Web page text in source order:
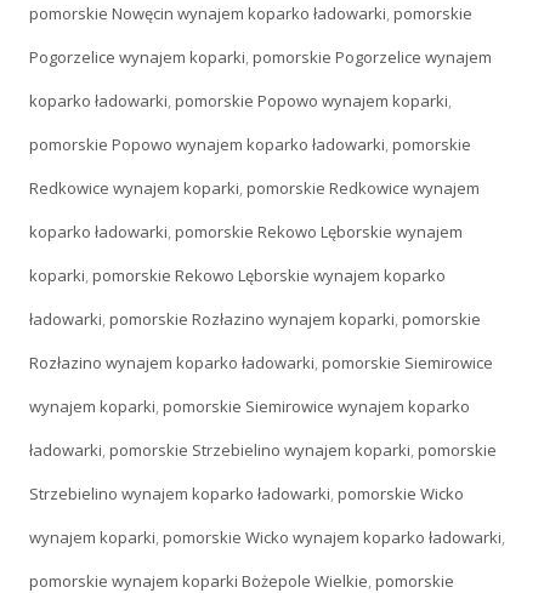
pomorskie Nowęcin wynajem koparko ładowarki,pomorskie
Pogorzelice wynajem koparki,pomorskie Pogorzelice wynajem
koparko ładowarki,pomorskie Popowo wynajem koparki,
pomorskie Popowo wynajem koparko ładowarki,pomorskie
Redkowice wynajem koparki,pomorskie Redkowice wynajem
koparko ładowarki,pomorskie Rekowo Lęborskie wynajem
koparki,pomorskie Rekowo Lęborskie wynajem koparko
ładowarki,pomorskie Rozłazino wynajem koparki,pomorskie
Rozłazino wynajem koparko ładowarki,pomorskie Siemirowice
wynajem koparki,pomorskie Siemirowice wynajem koparko
ładowarki,pomorskie Strzebielino wynajem koparki,pomorskie
Strzebielino wynajem koparko ładowarki,pomorskie Wicko
wynajem koparki,pomorskie Wicko wynajem koparko ładowarki,
pomorskie wynajem koparki Bożepole Wielkie,pomorskie